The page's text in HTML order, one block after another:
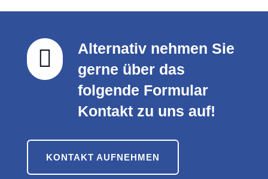

Alternativ nehmen Sie
gerne über das
folgende Formular
Kontakt zu uns auf!
KONTAKT AUFNEHMEN